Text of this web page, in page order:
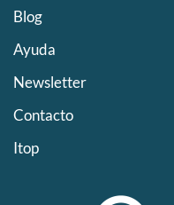
Blog
Ayuda
Newsletter
Contacto
Itop